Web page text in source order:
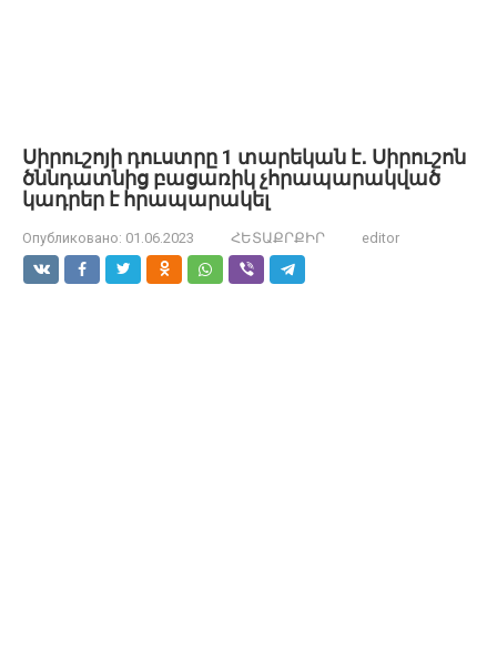
Սիրուշոյի դուստրը 1 տարեկան է․ Սիրուշոն
ծննդատնից բացառիկ չհրապարակված
կադրեր է հրապարակել
Опубликовано: 01.06.2023 ՀԵՏԱՔՐՔԻՐ editor